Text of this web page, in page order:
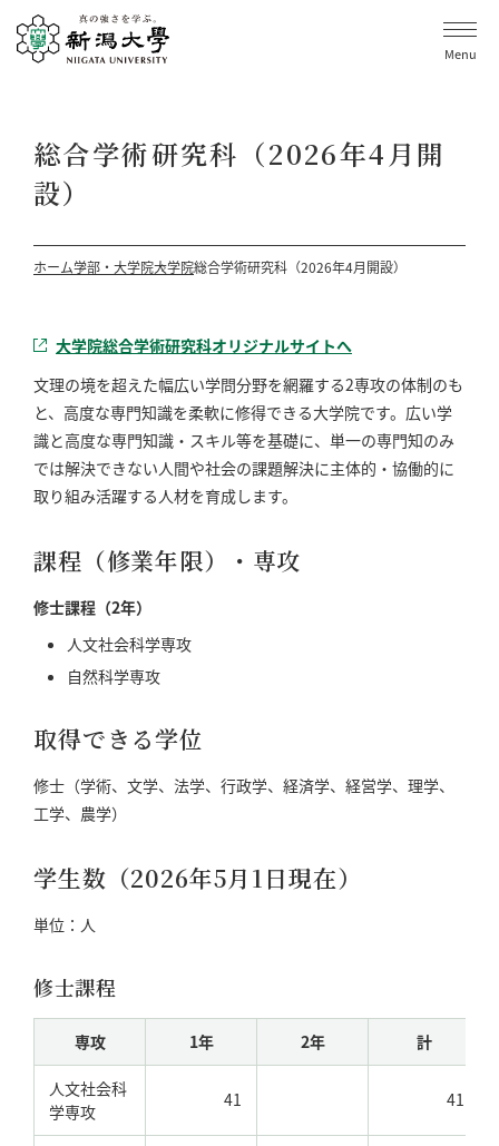
Menu
総合学術研究科（2026年4月開
設）
ホーム学部・大学院大学院総合学術研究科（2026年4月開設）
大学院総合学術研究科オリジナルサイトへ
文理の境を超えた幅広い学問分野を網羅する2専攻の体制のも
と、高度な専門知識を柔軟に修得できる大学院です。広い学
識と高度な専門知識・スキル等を基礎に、単一の専門知のみ
では解決できない人間や社会の課題解決に主体的・協働的に
取り組み活躍する人材を育成します。
課程（修業年限）・専攻
修士課程（2年）
人文社会科学専攻
自然科学専攻
取得できる学位
修士（学術、文学、法学、行政学、経済学、経営学、理学、
工学、農学）
学生数（2026年5月1日現在）
単位：人
修士課程
専攻 1年 2年 計
人文社会科
学専攻
41 41